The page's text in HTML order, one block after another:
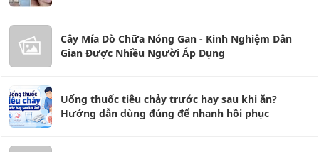
Cây Mía Dò Chữa Nóng Gan - Kinh Nghiệm Dân
Gian Được Nhiều Người Áp Dụng
Uống thuốc tiêu chảy trước hay sau khi ăn?
Hướng dẫn dùng đúng để nhanh hồi phục